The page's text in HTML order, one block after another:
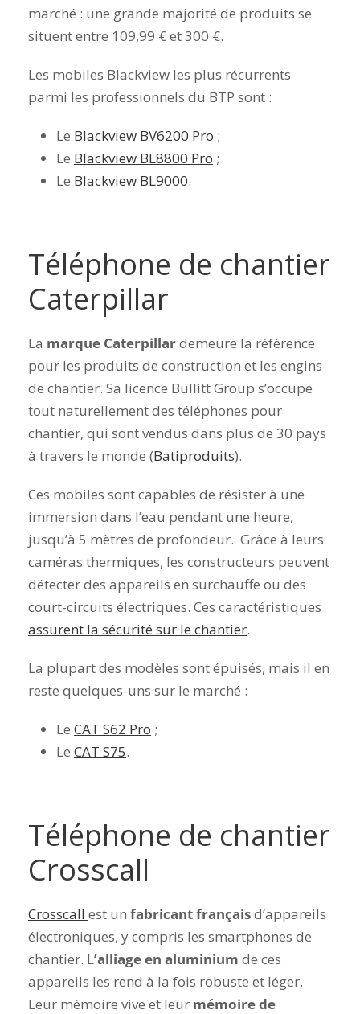
marché : une grande majorité de produits se
situent entre 109,99 € et 300 €.
Les mobiles Blackview les plus récurrents
parmi les professionnels du BTP sont :
Le Blackview BV6200 Pro ;
Le Blackview BL8800 Pro ;
Le Blackview BL9000.
Téléphone de chantier
Caterpillar
La marque Caterpillardemeure la référence
pour les produits de construction et les engins
de chantier. Sa licence Bullitt Group s’occupe
tout naturellement des téléphones pour
chantier, qui sont vendus dans plus de 30 pays
à travers le monde (Batiproduits).
Ces mobiles sont capables de résister à une
immersion dans l’eau pendant une heure,
jusqu’à 5 mètres de profondeur. Grâce à leurs
caméras thermiques, les constructeurs peuvent
détecter des appareils en surchauffe ou des
court-circuits électriques. Ces caractéristiques
assurent la sécurité sur le chantier.
La plupart des modèles sont épuisés, mais il en
reste quelques-uns sur le marché :
Le CAT S62 Pro ;
Le CAT S75.
Téléphone de chantier
Crosscall
Crosscall est un fabricant françaisd’appareils
électroniques, y compris les smartphones de
chantier. L’alliage en aluminium de ces
appareils les rend à la fois robuste et léger.
Leur mémoire vive et leur mémoire de